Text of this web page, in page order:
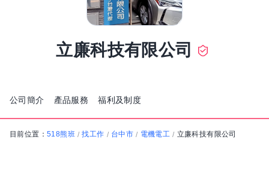
立廉科技有限公司
公司簡介 產品服務 福利及制度
目前位置： 518熊班 / 找工作 / 台中市 / 電機電工 / 立廉科技有限公司